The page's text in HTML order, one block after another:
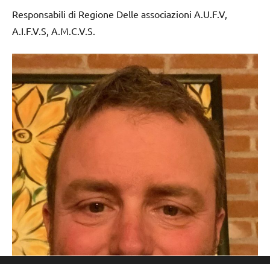
Responsabili di Regione Delle associazioni A.U.F.V,
A.I.F.V.S, A.M.C.V.S.